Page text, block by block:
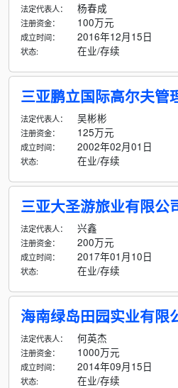
法定代表人： 杨春成
注册资金： 100万元
成立时间： 2016年12月15日
状态: 在业/存续
三亚鹏立国际高尔夫管
法定代表人： 吴彬彬
注册资金： 125万元
成立时间： 2002年02月01日
状态: 在业/存续
三亚大圣游旅业有限公
法定代表人： 兴鑫
注册资金： 200万元
成立时间： 2017年01月10日
状态: 在业/存续
海南绿岛田园实业有限
法定代表人： 何英杰
注册资金： 1000万元
成立时间： 2014年09月15日
状态: 在业/存续